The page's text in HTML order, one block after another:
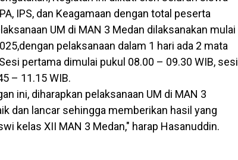
IPS, dan Keagamaan dengan total peserta
UM di MAN 3 Medan dilaksanakan mulai
pelaksanaan dalam 1 hari ada 2 mata
pertama dimulai pukul 08.00 – 09.30 WIB, sesi
– 11.15 WIB.
ini, diharapkan pelaksanaan UM di MAN 3
dan lancar sehingga memberikan hasil yang
kelas XII MAN 3 Medan," harap Hasanuddin.